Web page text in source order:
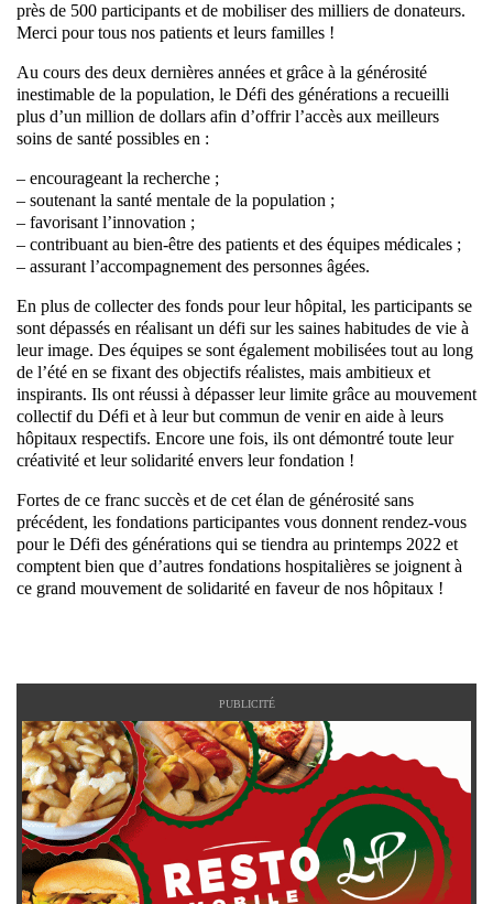
près de 500 participants et de mobiliser des milliers de donateurs.
Merci pour tous nos patients et leurs familles !
Au cours des deux dernières années et grâce à la générosité
inestimable de la population, le Défi des générations a recueilli
plus d’un million de dollars afin d’offrir l’accès aux meilleurs
soins de santé possibles en :
– encourageant la recherche ;
– soutenant la santé mentale de la population ;
– favorisant l’innovation ;
– contribuant au bien-être des patients et des équipes médicales ;
– assurant l’accompagnement des personnes âgées.
En plus de collecter des fonds pour leur hôpital, les participants se
sont dépassés en réalisant un défi sur les saines habitudes de vie à
leur image. Des équipes se sont également mobilisées tout au long
de l’été en se fixant des objectifs réalistes, mais ambitieux et
inspirants. Ils ont réussi à dépasser leur limite grâce au mouvement
collectif du Défi et à leur but commun de venir en aide à leurs
hôpitaux respectifs. Encore une fois, ils ont démontré toute leur
créativité et leur solidarité envers leur fondation !
Fortes de ce franc succès et de cet élan de générosité sans
précédent, les fondations participantes vous donnent rendez-vous
pour le Défi des générations qui se tiendra au printemps 2022 et
comptent bien que d’autres fondations hospitalières se joignent à
ce grand mouvement de solidarité en faveur de nos hôpitaux !
PUBLICITÉ